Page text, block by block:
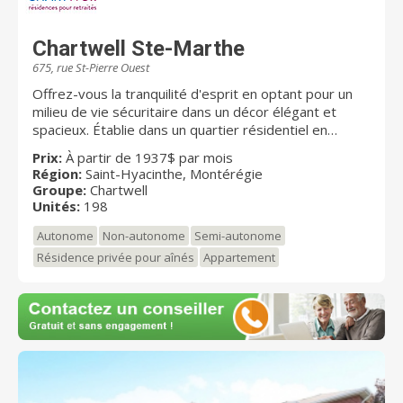
Chartwell Ste-Marthe
675, rue St-Pierre Ouest
Offrez-vous la tranquilité d'esprit en optant pour un
milieu de vie sécuritaire dans un décor élégant et
spacieux. Établie dans un quartier résidentiel en
bordure de la rivière Yamaska, Chartwell Ste-Marthe
est une chaleureuse résidence pour retraités alliant
authenticité et confort. Elle propose aux aînés
autonomes et semi-autonomes un choix de studios et
évolutifs. Notre résidence est située près du
centreville de Saint-Hyacinthe, reconnu pour ses
événements culturels et gourmands ainsi que ses
activités de plein air. Chartwell Ste-Marthe est
desservie par le transport en commun, des
autoroutes et une gare, facilitant les déplacements
vers les restaurants et commerces avoisinants. De
quiétude qu’ils procurent sont bien appréciés de tous.
Chez Chartwell, notre vision Dédiés à votre MIEUX-
Prix: À partir de 1937$ par mois
Région: Saint-Hyacinthe, Montérégie
Groupe: Chartwell
Unités: 198
Autonome Non-autonome
Semi-autonome
Résidence privée pour aînés
Appartement